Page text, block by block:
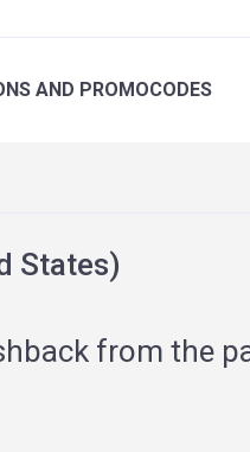
AND PROMOCODES
States)
from the